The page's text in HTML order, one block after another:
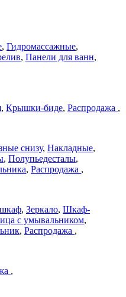
, Гидромассажные,
, Панели для ванн,
, Крышки-биде, Распродажа ,
снизу, Накладные,
, Полупьедесталы,
, Распродажа ,
, Зеркало, Шкаф-
с умывальником,
, Распродажа ,
,